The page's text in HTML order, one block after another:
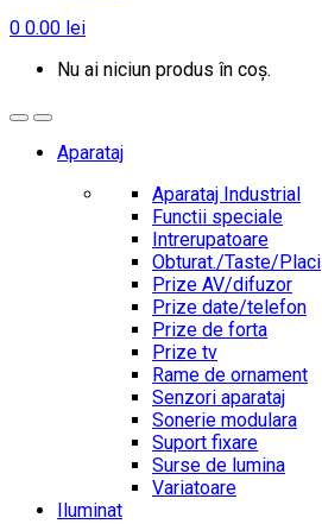
0 0.00 lei
Nu ai niciun produs în coș.
Aparataj
Aparataj Industrial
Functii speciale
Intrerupatoare
Obturat./Taste/Placi
Prize AV/difuzor
Prize date/telefon
Prize de forta
Prize tv
Rame de ornament
Senzori aparataj
Sonerie modulara
Suport fixare
Surse de lumina
Variatoare
Iluminat